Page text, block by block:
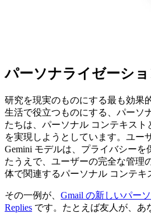
パーソナライゼーシ
研究を現実のものにする最も効果
生活で役立つものにする、パーソ
たちは、パーソナル コンテキス
を実現しようとしています。ユー
Gemini モデルは、プライバシーを
たうえで、ユーザーの完全な管理
体で関連するパーソナル コンテキ
その一例が、 Gmail の新しいパー
Replies です。たとえば友人が、あ